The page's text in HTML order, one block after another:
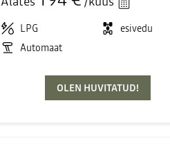
LPG
esivedu
Automaat
OLEN HUVITATUD!